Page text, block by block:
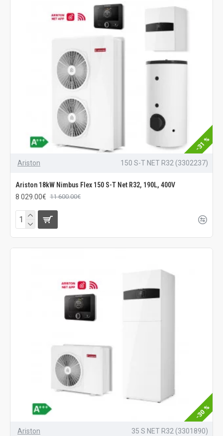
-31 %
Ariston 150 S-T NET R32 (3302237)
Ariston 18kW Nimbus Flex 150 S-T Net R32, 190L, 400V
8 029.00€ 11 600.00€
-30 %
Ariston 35 S NET R32 (3301890)